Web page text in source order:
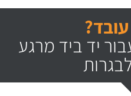
יד ביד מרגע